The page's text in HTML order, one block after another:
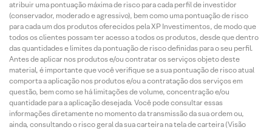
atribuir uma pontuação máxima de risco para cada perfil de investidor
(conservador, moderado e agressivo), bem como uma pontuação de risco
para cada um dos produtos oferecidos pela XP Investimentos, de modo que
todos os clientes possam ter acesso a todos os produtos, desde que dentro
das quantidades e limites da pontuação de risco definidas para o seu perfil.
Antes de aplicar nos produtos e/ou contratar os serviços objeto deste
material, é importante que você verifique se a sua pontuação de risco atual
comporta a aplicação nos produtos e/ou a contratação dos serviços em
questão, bem como se há limitações de volume, concentração e/ou
quantidade para a aplicação desejada. Você pode consultar essas
informações diretamente no momento da transmissão da sua ordem ou,
ainda, consultando o risco geral da sua carteira na tela de carteira (Visão